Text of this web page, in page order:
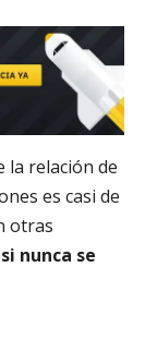
la relación de
es casi de
otras
nunca se